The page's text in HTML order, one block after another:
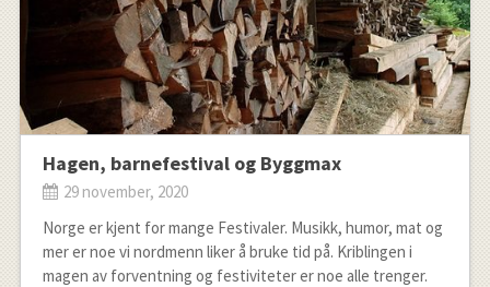
Hagen, barnefestival og Byggmax
29 november, 2020
Norge er kjent for mange Festivaler. Musikk, humor, mat og
mer er noe vi nordmenn liker å bruke tid på. Kriblingen i
magen av forventning og festiviteter er noe alle trenger.